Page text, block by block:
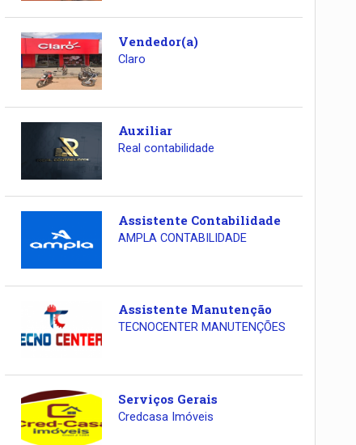
Vendedor(a)
Claro
Auxiliar
Real contabilidade
Assistente Contabilidade
AMPLA CONTABILIDADE
Assistente Manutenção
TECNOCENTER MANUTENÇÕES
Serviços Gerais
Credcasa Imóveis